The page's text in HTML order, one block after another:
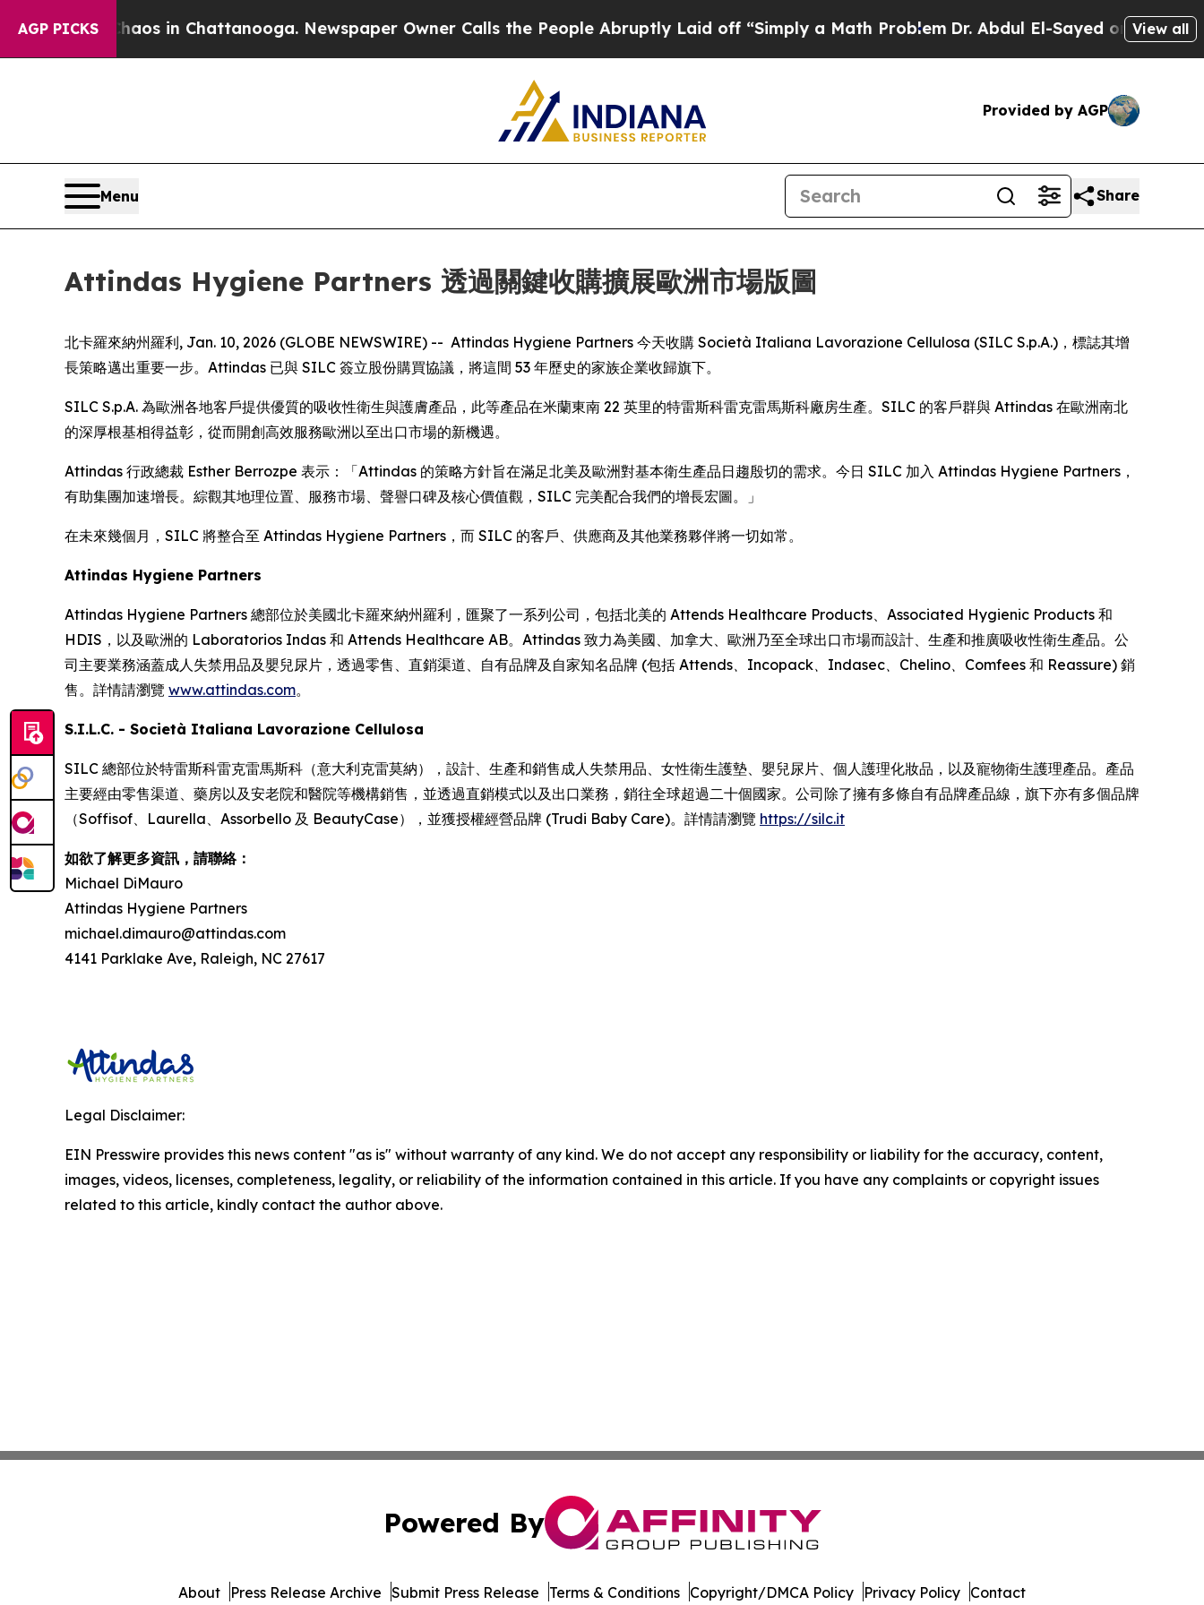
AGP PICKSChaos in Chattanooga. Newspaper Owner Calls the People Abruptly Laid off “Simply a Math ProblemDr. Abdul El-Sayed on HistoricView all
Provided by AGP
Menu Share
Attindas Hygiene Partners 透過關鍵收購擴展歐洲市場版圖
北卡羅來納州羅利, Jan. 10, 2026 (GLOBE NEWSWIRE) -- Attindas Hygiene Partners 今天收購 Società Italiana Lavorazione Cellulosa (SILC S.p.A.)，標誌其增
長策略邁出重要一步。Attindas 已與 SILC 簽立股份購買協議，將這間 53 年歷史的家族企業收歸旗下。
SILC S.p.A. 為歐洲各地客戶提供優質的吸收性衛生與護膚產品，此等產品在米蘭東南 22 英里的特雷斯科雷克雷馬斯科廠房生產。SILC 的客戶群與 Attindas 在歐洲南北
的深厚根基相得益彰，從而開創高效服務歐洲以至出口市場的新機遇。
Attindas 行政總裁 Esther Berrozpe 表示：「Attindas 的策略方針旨在滿足北美及歐洲對基本衛生產品日趨殷切的需求。今日 SILC 加入 Attindas Hygiene Partners，
有助集團加速增長。綜觀其地理位置、服務市場、聲譽口碑及核心價值觀，SILC 完美配合我們的增長宏圖。」
在未來幾個月，SILC 將整合至 Attindas Hygiene Partners，而 SILC 的客戶、供應商及其他業務夥伴將一切如常。
Attindas Hygiene Partners
Attindas Hygiene Partners 總部位於美國北卡羅來納州羅利，匯聚了一系列公司，包括北美的 Attends Healthcare Products、Associated Hygienic Products 和
HDIS，以及歐洲的 Laboratorios Indas 和 Attends Healthcare AB。Attindas 致力為美國、加拿大、歐洲乃至全球出口市場而設計、生產和推廣吸收性衛生產品。公
司主要業務涵蓋成人失禁用品及嬰兒尿片，透過零售、直銷渠道、自有品牌及自家知名品牌 (包括 Attends、Incopack、Indasec、Chelino、Comfees 和 Reassure) 銷
售。詳情請瀏覽 www.attindas.com。
S.I.L.C. - Società Italiana Lavorazione Cellulosa
SILC 總部位於特雷斯科雷克雷馬斯科（意大利克雷莫納），設計、生產和銷售成人失禁用品、女性衛生護墊、嬰兒尿片、個人護理化妝品，以及寵物衛生護理產品。產品
主要經由零售渠道、藥房以及安老院和醫院等機構銷售，並透過直銷模式以及出口業務，銷往全球超過二十個國家。公司除了擁有多條自有品牌產品線，旗下亦有多個品牌
（Soffisof、Laurella、Assorbello 及 BeautyCase），並獲授權經營品牌 (Trudi Baby Care)。詳情請瀏覽 https://silc.it
如欲了解更多資訊，請聯絡：
Michael DiMauro
Attindas Hygiene Partners
michael.dimauro@attindas.com
4141 Parklake Ave, Raleigh, NC 27617
Legal Disclaimer:
EIN Presswire provides this news content "as is" without warranty of any kind. We do not accept any responsibility or liability for the accuracy, content,
images, videos, licenses, completeness, legality, or reliability of the information contained in this article. If you have any complaints or copyright issues
related to this article, kindly contact the author above.
Powered By
About Press Release Archive Submit Press Release Terms & Conditions Copyright/DMCA Policy Privacy Policy Contact